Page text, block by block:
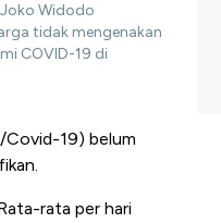
Widodo
tidak mengenakan
COVID-19 di
/Covid-19) belum
rata per hari